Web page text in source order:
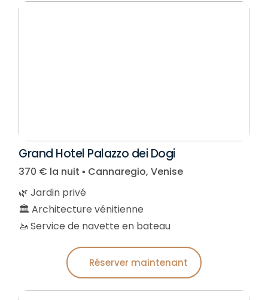
Grand Hotel Palazzo dei Dogi
370 € la nuit ▪︎ Cannaregio, Venise
🌿 Jardin privé
🏛️ Architecture vénitienne
🚤 Service de navette en bateau
Réserver maintenant